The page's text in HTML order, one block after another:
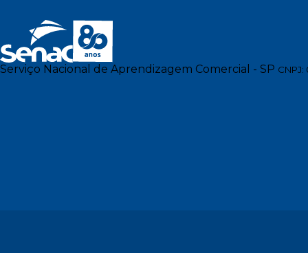
Serviço Nacional de Aprendizagem Comercial - SP